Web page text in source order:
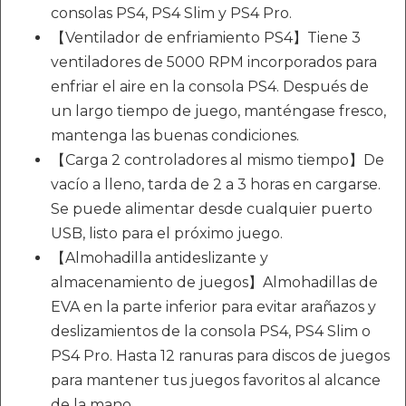
consolas PS4, PS4 Slim y PS4 Pro.
【Ventilador de enfriamiento PS4】Tiene 3
ventiladores de 5000 RPM incorporados para
enfriar el aire en la consola PS4. Después de
un largo tiempo de juego, manténgase fresco,
mantenga las buenas condiciones.
【Carga 2 controladores al mismo tiempo】De
vacío a lleno, tarda de 2 a 3 horas en cargarse.
Se puede alimentar desde cualquier puerto
USB, listo para el próximo juego.
【Almohadilla antideslizante y
almacenamiento de juegos】Almohadillas de
EVA en la parte inferior para evitar arañazos y
deslizamientos de la consola PS4, PS4 Slim o
PS4 Pro. Hasta 12 ranuras para discos de juegos
para mantener tus juegos favoritos al alcance